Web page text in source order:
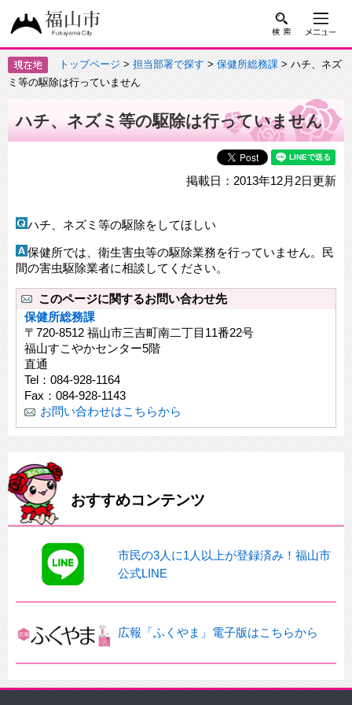
トップページ>担当部署で探す>保健所総務課> ハチ、ネズ
ミ等の駆除は行っていません
ハチ、ネズミ等の駆除は行っていません
掲載日：2013年12月2日更新
ハチ、ネズミ等の駆除をしてほしい
保健所では、衛生害虫等の駆除業務を行っていません。民
間の害虫駆除業者に相談してください。
このページに関するお問い合わせ先
保健所総務課
〒720-8512 福山市三吉町南二丁目11番22号
福山すこやかセンター5階
直通
Tel：084-928-1164
Fax：084-928-1143
お問い合わせはこちらから
おすすめコンテンツ
市民の3人に1人以上が登録済み！福山市
公式LINE
広報「ふくやま」電子版はこちらから